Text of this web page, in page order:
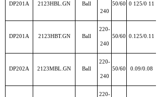
DP201A 2123HBL.GN Ball
240
50/60 0 125/0 11
DP201A 2123HBT.GN Ball
220-
240
50/60 0.125/0.11
DP202A 2123MBL.GN Ball
220-
240
50/60 0.09/0.08
220-